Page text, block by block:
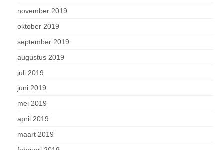
november 2019
oktober 2019
september 2019
augustus 2019
juli 2019
juni 2019
mei 2019
april 2019
maart 2019